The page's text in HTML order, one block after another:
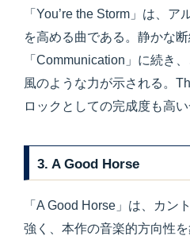
「You’re the Storm」は、
を高める曲である。静かな
「Communication」に続き
風のような力が示される。
ロックとしての完成度も高い
3. A Good Horse
「A Good Horse」は、カン
強く、本作の音楽的方向性